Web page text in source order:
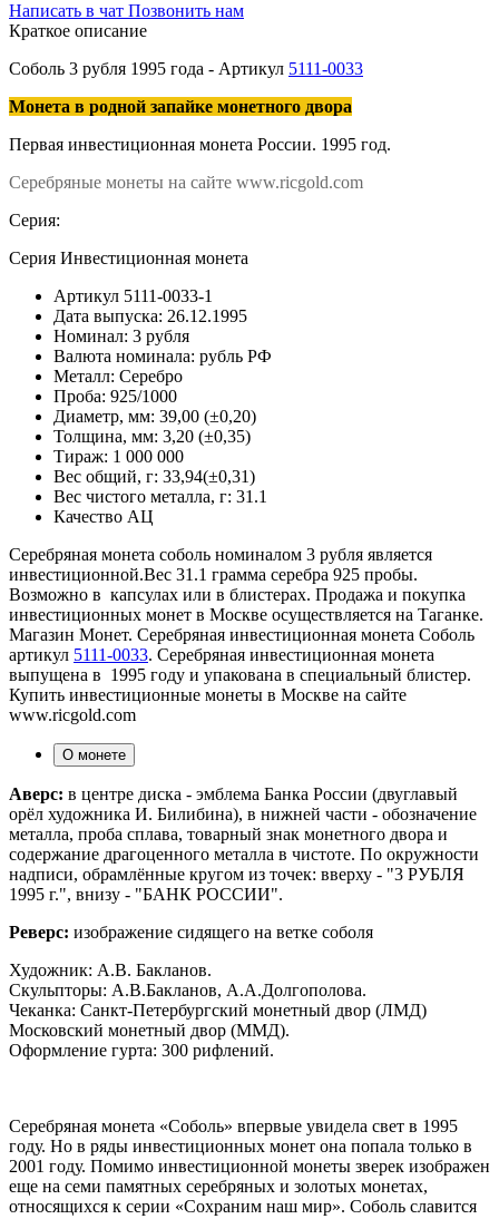
Написать в чат Позвонить нам
Краткое описание
Соболь 3 рубля 1995 года - Артикул 5111-0033
Монета в родной запайке монетного двора
Первая инвестиционная монета России. 1995 год.
Серебряные монеты на сайте www.ricgold.com
Серия:
Серия Инвестиционная монета
Артикул 5111-0033-1
Дата выпуска: 26.12.1995
Номинал: 3 рубля
Валюта номинала: рубль РФ
Металл: Серебро
Проба: 925/1000
Диаметр, мм: 39,00 (±0,20)
Толщина, мм: 3,20 (±0,35)
Тираж: 1 000 000
Вес общий, г: 33,94(±0,31)
Вес чистого металла, г: 31.1
Качество АЦ
Серебряная монета соболь номиналом 3 рубля является
инвестиционной.Вес 31.1 грамма серебра 925 пробы.
Возможно в капсулах или в блистерах. Продажа и покупка
инвестиционных монет в Москве осуществляется на Таганке.
Магазин Монет. Серебряная инвестиционная монета Соболь
артикул 5111-0033. Серебряная инвестиционная монета
выпущена в 1995 году и упакована в специальный блистер.
Купить инвестиционные монеты в Москве на сайте
www.ricgold.com
О монете
Аверс: в центре диска - эмблема Банка России (двуглавый
орёл художника И. Билибина), в нижней части - обозначение
металла, проба сплава, товарный знак монетного двора и
содержание драгоценного металла в чистоте. По окружности
надписи, обрамлённые кругом из точек: вверху - "3 РУБЛЯ
1995 г.", внизу - "БАНК РОССИИ".
Реверс: изображение сидящего на ветке соболя
Художник: А.В. Бакланов.
Скульпторы: А.В.Бакланов, А.А.Долгополова.
Чеканка: Санкт-Петербургский монетный двор (ЛМД)
Московский монетный двор (ММД).
Оформление гурта: 300 рифлений.
Серебряная монета «Соболь» впервые увидела свет в 1995
году. Но в ряды инвестиционных монет она попала только в
2001 году. Помимо инвестиционной монеты зверек изображен
еще на семи памятных серебряных и золотых монетах,
относящихся к серии «Сохраним наш мир». Соболь славится